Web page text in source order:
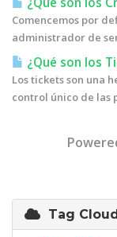
Comencemos por
administrador de
¿Qué son los
Los tickets son una
control único de las
Tag